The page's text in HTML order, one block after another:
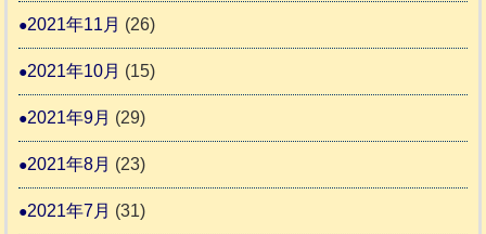
2021年11月 (26)
2021年10月 (15)
2021年9月 (29)
2021年8月 (23)
2021年7月 (31)